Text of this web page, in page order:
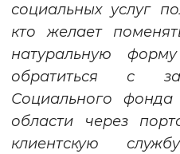
социальных услуг
кто желает
натуральную
обратиться с
Социального
области через
клиентскую